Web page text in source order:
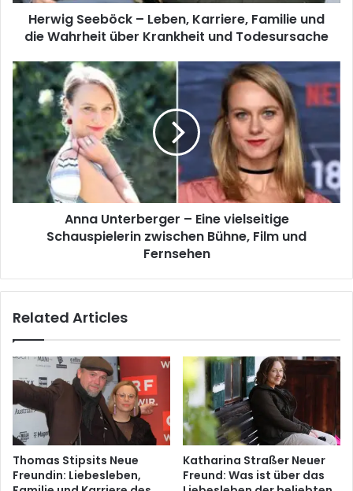
Herwig Seeböck – Leben, Karriere, Familie und
die Wahrheit über Krankheit und Todesursache
Anna Unterberger – Eine vielseitige
Schauspielerin zwischen Bühne, Film und
Fernsehen
Related Articles
Thomas Stipsits Neue
Freundin: Liebesleben,
Katharina Straßer Neuer
Freund: Was ist über das